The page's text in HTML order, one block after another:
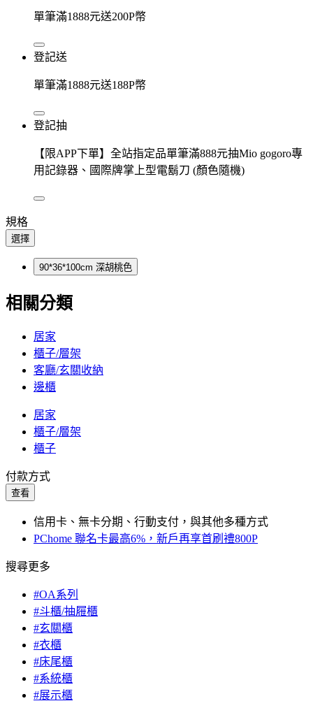
單筆滿1888元送200P幣
登記送
單筆滿1888元送188P幣
登記抽
【限APP下單】全站指定品單筆滿888元抽Mio gogoro專
用記錄器、國際牌掌上型電鬍刀 (顏色隨機)
規格
選擇
90*36*100cm 深胡桃色
相關分類
居家
櫃子/層架
客廳/玄關收納
邊櫃
居家
櫃子/層架
櫃子
付款方式
查看
信用卡、無卡分期、行動支付，與其他多種方式
PChome 聯名卡最高6%，新戶再享首刷禮800P
搜尋更多
#OA系列
#斗櫃/抽屜櫃
#玄關櫃
#衣櫃
#床尾櫃
#系統櫃
#展示櫃